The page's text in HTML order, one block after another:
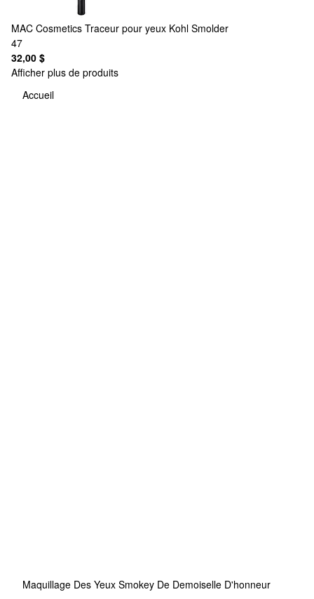
MAC Cosmetics Traceur pour yeux Kohl Smolder
47
32,00 $
Afficher plus de produits
Accueil
Maquillage Des Yeux Smokey De Demoiselle D'honneur